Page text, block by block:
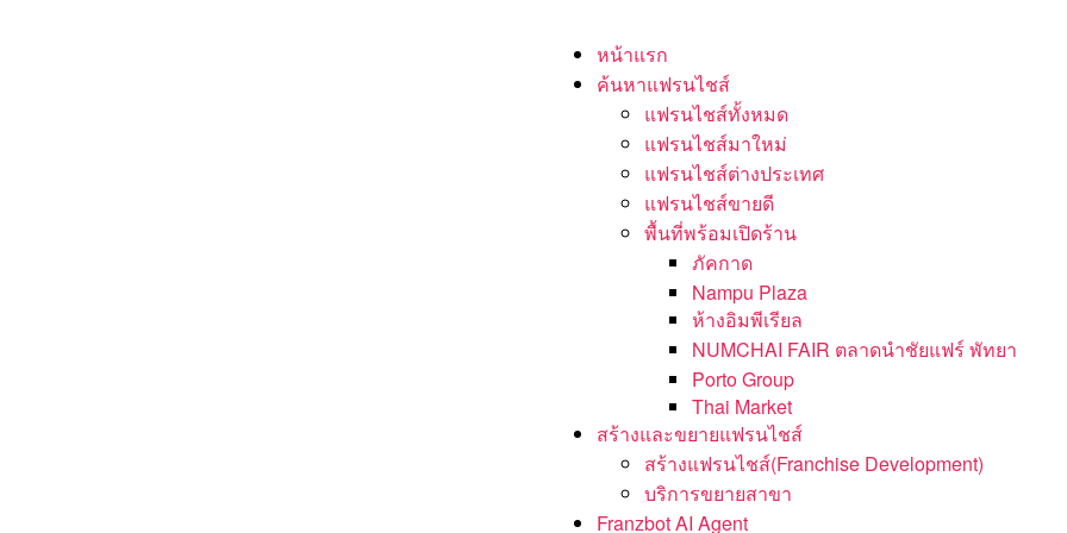
หน้าแรก
ค้นหาแฟรนไชส์
แฟรนไชส์ทั้งหมด
แฟรนไชส์มาใหม่
แฟรนไชส์ต่างประเทศ
แฟรนไชส์ขายดี
พื้นที่พร้อมเปิดร้าน
ภัคกาด
Nampu Plaza
ห้างอิมพีเรียล
NUMCHAI FAIR ตลาดนำชัยแฟร์ พัทยา
Porto Group
Thai Market
สร้างและขยายแฟรนไชส์
สร้างแฟรนไชส์(Franchise Development)
บริการขยายสาขา
Franzbot AI Agent